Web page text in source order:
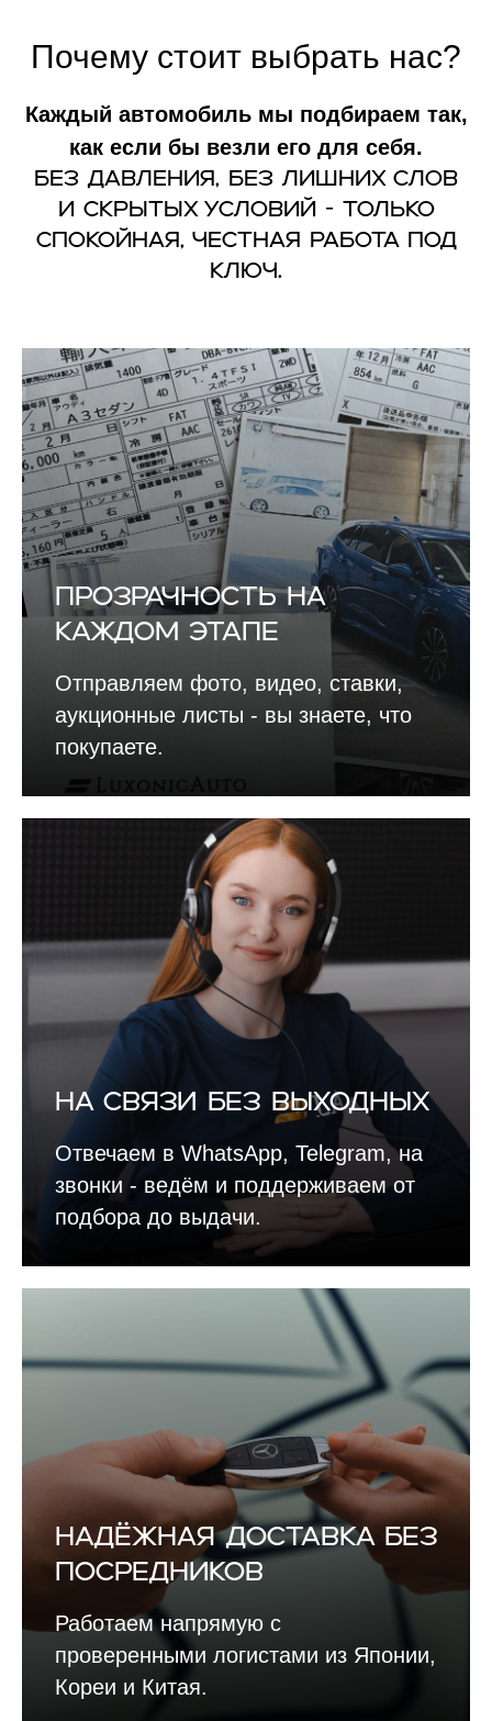
Почему стоит выбрать нас?
Каждый автомобиль мы подбираем так,
как если бы везли его для себя.
Без давления, без лишних слов
и скрытых условий - только
спокойная, честная работа под
ключ.
Прозрачность на
каждом этапе
Отправляем фото, видео, ставки,
аукционные листы - вы знаете, что
покупаете.
На связи без выходных
Отвечаем в WhatsApp, Telegram, на
звонки - ведём и поддерживаем от
подбора до выдачи.
Надёжная доставка без
посредников
Работаем напрямую с
проверенными логистами из Японии,
Кореи и Китая.